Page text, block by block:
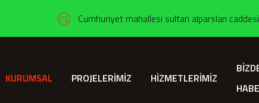
Cumhuriyet mahallesi sultan alparslan
KURUMSAL PROJELERİMİZ HİZMETLERİMİZ